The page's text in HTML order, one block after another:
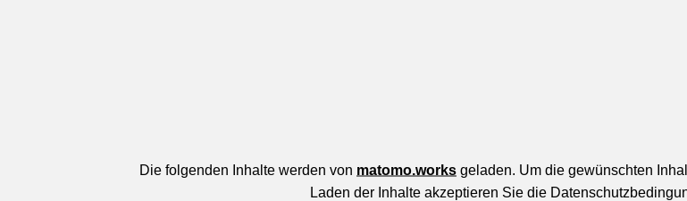
Die folgenden Inhalte werden von matomo.works geladen. Um die gewünschten
Laden der Inhalte akzeptieren Sie die